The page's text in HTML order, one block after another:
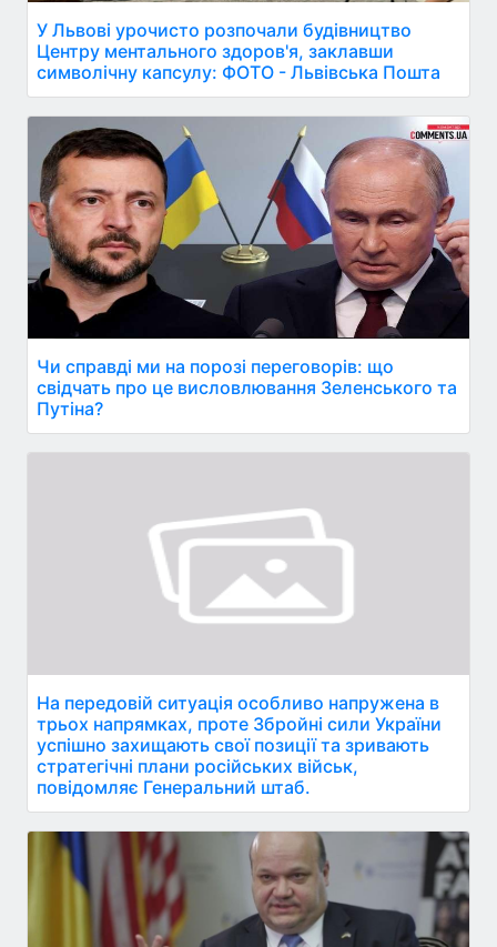
У Львові урочисто розпочали будівництво
Центру ментального здоров'я, заклавши
символічну капсулу: ФОТО - Львівська Пошта
Чи справді ми на порозі переговорів: що
свідчать про це висловлювання Зеленського та
Путіна?
На передовій ситуація особливо напружена в
трьох напрямках, проте Збройні сили України
успішно захищають свої позиції та зривають
стратегічні плани російських військ,
повідомляє Генеральний штаб.